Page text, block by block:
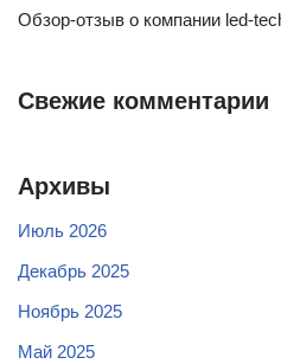
Обзор-отзыв о компании led-
Свежие комментарии
Архивы
Июль 2026
Декабрь 2025
Ноябрь 2025
Май 2025